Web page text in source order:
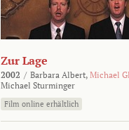
Zur Lage
2002 / Barbara Albert, Michael
Michael Sturminger
Film online erhältlich